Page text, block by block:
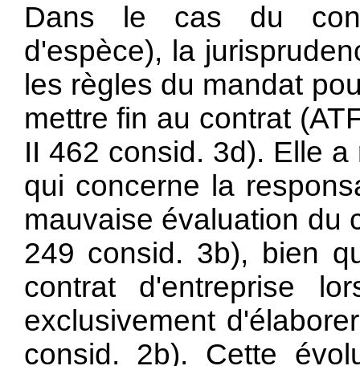
Dans le cas du
d'espèce), la
les règles du mandat
mettre fin au contrat
II 462 consid. 3d). Elle
qui concerne la
mauvaise évaluation du
249 consid. 3b), bien
contrat d'entreprise
exclusivement
consid. 2b). Cette